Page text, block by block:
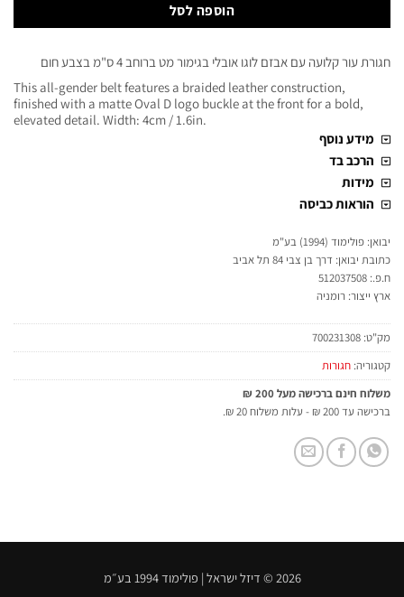
הוספה לסל
חגורת עור קלועה עם אבזם לוגו אובלי בגימור מט ברוחב 4 ס"מ בצבע חום
This all-gender belt features a braided leather construction,
finished with a matte Oval D logo buckle at the front for a bold,
elevated detail. Width: 4cm / 1.6in.
מידע נוסף
הרכב בד
מידות
הוראות כביסה
יבואן: פולימוד (1994) בע"מ
כתובת יבואן: דרך בן צבי 84 תל אביב
ח.פ.: 512037508
ארץ ייצור: רומניה
מק"ט: 700231308
קטגוריה: חגורות
משלוח חינם ברכישה מעל 200 ₪
ברכישה עד 200 ₪ - עלות משלוח 20 ₪.
2026 © דיזל ישראל | פולימוד 1994 בע״מ